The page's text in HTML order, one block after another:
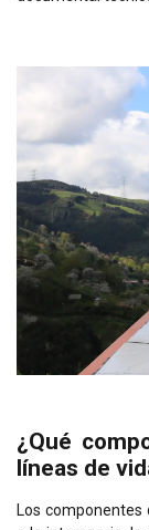
¿Qué
líneas de
Los componentes